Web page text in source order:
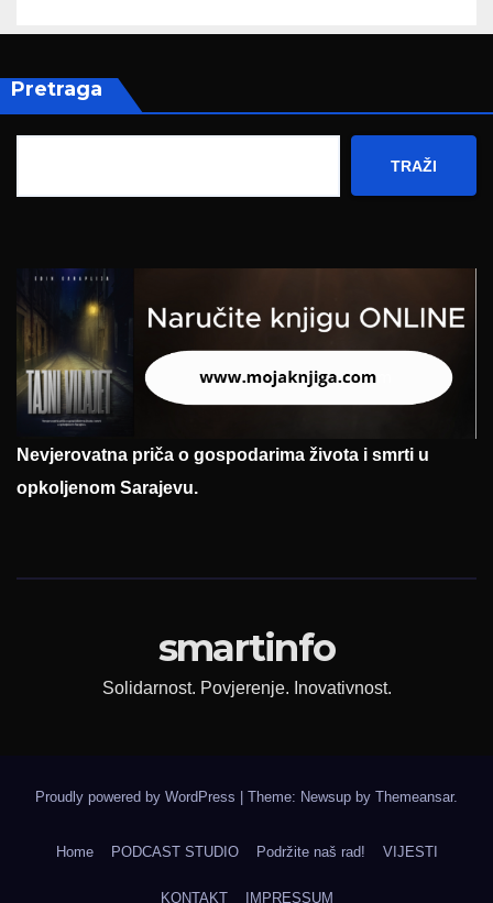
Pretraga
TRAŽI
Nevjerovatna priča o gospodarima života i smrti u
opkoljenom Sarajevu.
smartinfo
Solidarnost. Povjerenje. Inovativnost.
Proudly powered by WordPress Theme: Newsup by Themeansar.
Home PODCAST STUDIO Podržite naš rad! VIJESTI
KONTAKT IMPRESSUM